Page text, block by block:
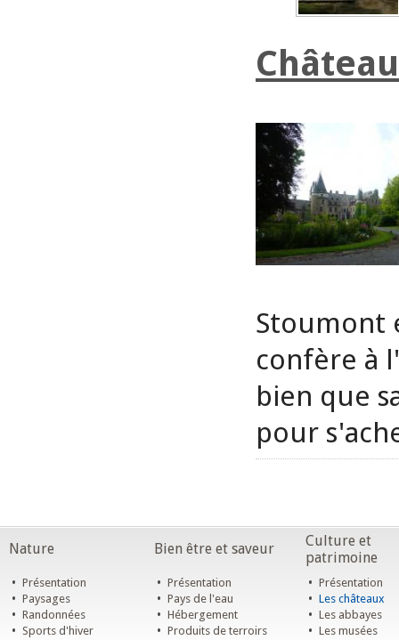
Stoumont
confère à
bien que
pour
Nature Bien être et saveur
Culture et
patrimoine
• Présentation
• Paysages
• Randonnées
• Sports d'hiver
• Présentation
• Pays de l'eau
• Hébergement
• Produits de terroirs
• Présentation
• Les châteaux
• Les abbayes
• Les musées